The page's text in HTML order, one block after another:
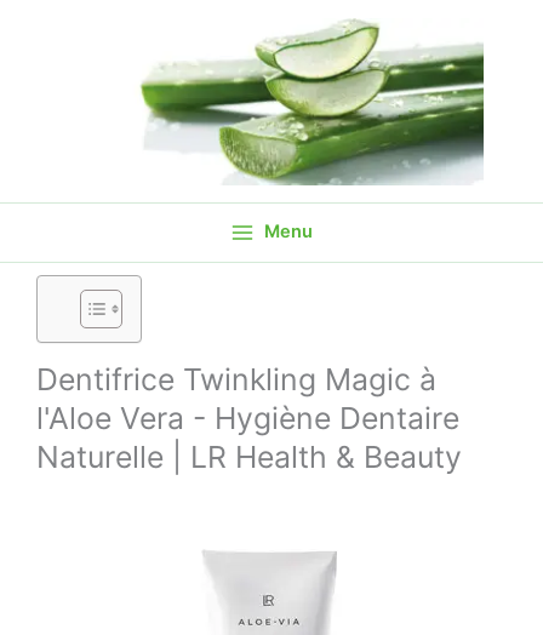
Menu
Dentifrice Twinkling Magic à
l'Aloe Vera - Hygiène Dentaire
Naturelle | LR Health & Beauty